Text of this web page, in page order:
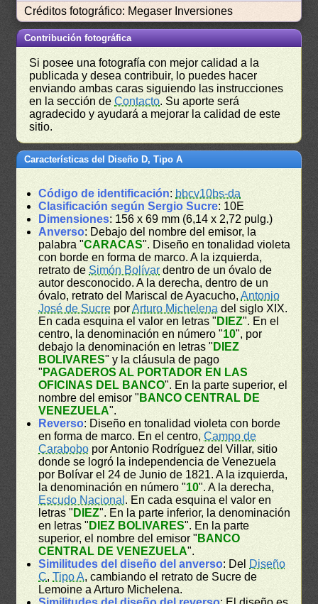
Créditos fotográfico: Megaser Inversiones
Contribución fotográfica
Si posee una fotografía con mejor calidad a la
publicada y desea contribuir, lo puedes hacer
enviando ambas caras siguiendo las instrucciones
en la sección deContacto. Su aporte será
agradecido y ayudará a mejorar la calidad de este
sitio.
Características del Diseño D, Tipo A
Código de identificación: bbcv10bs-da
Clasificación según Sergio Sucre: 10E
Dimensiones: 156 x 69 mm (6,14 x 2,72 pulg.)
Anverso: Debajo del nombre del emisor, la
palabra "CARACAS". Diseño en tonalidad violeta
con borde en forma de marco. A la izquierda,
retrato deSimón Bolívar dentro de un óvalo de
autor desconocido. A la derecha, dentro de un
óvalo, retrato del Mariscal de Ayacucho,Antonio
José de Sucre porArturo Michelena del siglo XIX.
En cada esquina el valor en letras " DIEZ". En el
centro, la denominación en número "10", por
debajo la denominación en letras " DIEZ
BOLIVARES" y la cláusula de pago
" PAGADEROS AL PORTADOR EN LAS
OFICINAS DEL BANCO". En la parte superior, el
nombre del emisor " BANCO CENTRAL DE
VENEZUELA".
Reverso: Diseño en tonalidad violeta con borde
en forma de marco. En el centro,Campo de
Carabobo por Antonio Rodríguez del Villar, sitio
donde se logró la independencia de Venezuela
por Bolívar el 24 de Junio de 1821. A la izquierda,
la denominación en número "10". A la derecha,
Escudo Nacional . En cada esquina el valor en
letras " DIEZ". En la parte inferior, la denominación
en letras " DIEZ BOLIVARES". En la parte
superior, el nombre del emisor " BANCO
CENTRAL DE VENEZUELA".
Similitudes del diseño del anverso: Del Diseño
C,Tipo A, cambiando el retrato de Sucre de
Lemoine a Arturo Michelena.